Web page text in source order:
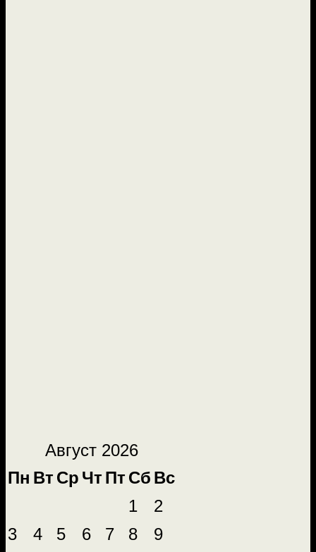
Август 2026
Пн Вт Ср Чт Пт Сб Вс
1
2
3
4 5 6 7 8
9